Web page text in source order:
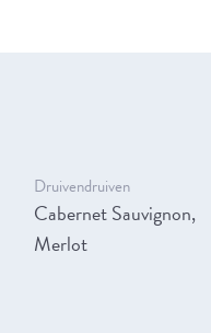
Druivendruiven
Cabernet Sauvignon,
Merlot